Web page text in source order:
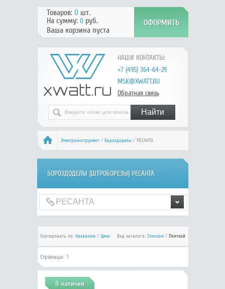
НАШИ КОНТАКТЫ:
+7 (495) 364-64-29
MSK@XWATT.RU
Обратная связь
Товаров: 0шт.
На сумму: 0руб.
Ваша корзина пуста
Электроинструмент/ Бороздоделы/ РЕСАНТА
БОРОЗДОДЕЛЫ (ШТРОБОРЕЗЫ) РЕСАНТА
Сортировать по: Названию/ Цене Вид каталога: Списком/ Плиткой
Страницы: 1
В наличии